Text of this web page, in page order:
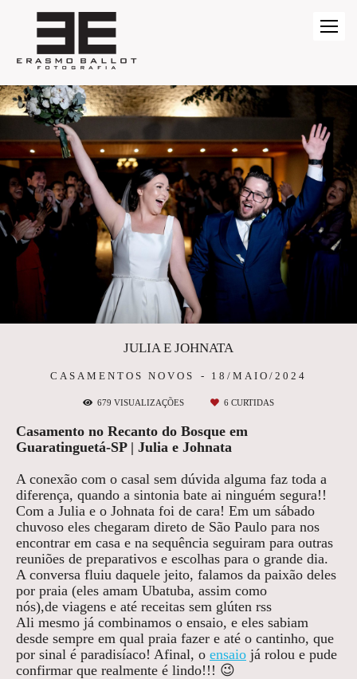
CASAMENTOS NOVOS 18/MAIO/2024
JULIA E JOHNATA
679 VISUALIZAÇÕES 6 CURTIDAS
Casamento no Recanto do Bosque em
Guaratinguetá-SP | Julia e Johnata
A conexão com o casal sem dúvida alguma faz toda a
diferença, quando a sintonia bate ai ninguém segura!!
Com a Julia e o Johnata foi de cara! Em um sábado
chuvoso eles chegaram direto de São Paulo para nos
encontrar em casa e na sequência seguiram para outras
reuniões de preparativos e escolhas para o grande dia.
A conversa fluiu daquele jeito, falamos da paixão deles
por praia (eles amam Ubatuba, assim como
nós),de viagens e até receitas sem glúten rss
Ali mesmo já combinamos o ensaio, e eles sabiam
desde sempre em qual praia fazer e até o cantinho, que
por sinal é paradisíaco! Afinal, o ensaio já rolou e pude
confirmar que realmente é lindo!!! 😉